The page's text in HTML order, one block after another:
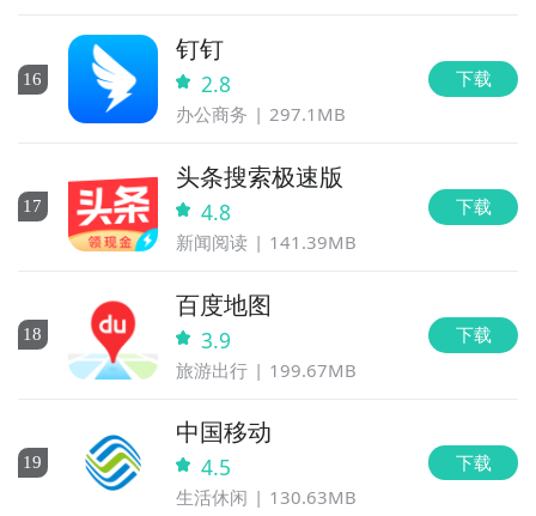
16
钉钉
2.8
办公商务 297.1MB
下载
17
头条搜索极速版
4.8
新闻阅读 141.39MB
下载
18
百度地图
3.9
旅游出行 199.67MB
下载
19
中国移动
4.5
生活休闲 130.63MB
下载